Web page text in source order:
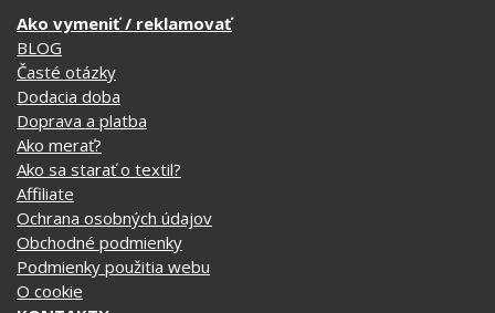
Dodacia doba
Doprava a platba
Ako merať?
Ako sa starať o textil?
Affiliate
Ochrana osobných údajov
Obchodné podmienky
Podmienky použitia webu
O cookie
KONTAKTY